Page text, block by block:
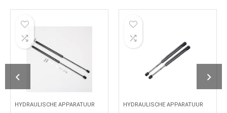
APPARATUUR HYDRAULISCHE APPARATUUR